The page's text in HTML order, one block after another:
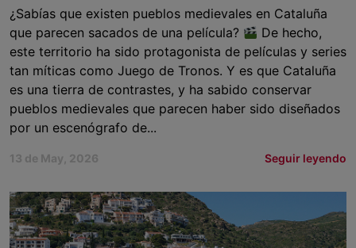
¿Sabías que existen pueblos medievales en Cataluña
que parecen sacados de una película?
De hecho,
este territorio ha sido protagonista de películas y series
tan míticas como Juego de Tronos. Y es que Cataluña
es una tierra de contrastes, y ha sabido conservar
pueblos medievales que parecen haber sido diseñados
por un escenógrafo de...
13 de May, 2026 Seguir leyendo